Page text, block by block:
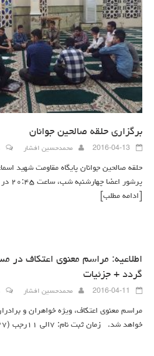
برگزاری حلقه صالحین جوانان
2016-04-13 محمدحسین افشار
حلقه صالحین جوانان پایگاه مقاومت شهید
پرشور اعضا چهارشنبه شب، ساعت ۲۰:۴۵ در مسجد جامع لار برگزار شد.
[ادامه مطلب]
اطلاعیه: مراسم معنوی اعتکاف در
گردد + جزئیات
2016-04-11 محمدحسین افشار
مراسم معنوی اعتکاف، ویژه خواهران و
خواهد شد. زمان ثبت نام: ۷الی ۱۱رجب (۲۷ الی ۳۱